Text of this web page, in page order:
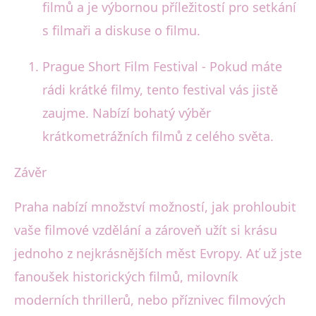
filmů a je výbornou příležitostí pro setkání
s filmaři a diskuse o filmu.
Prague Short Film Festival - Pokud máte
rádi krátké filmy, tento festival vás jistě
zaujme. Nabízí bohatý výběr
krátkometrážních filmů z celého světa.
Závěr
Praha nabízí množství možností, jak prohloubit
vaše filmové vzdělání a zároveň užít si krásu
jednoho z nejkrásnějších měst Evropy. Ať už jste
fanoušek historických filmů, milovník
moderních thrillerů, nebo příznivec filmových